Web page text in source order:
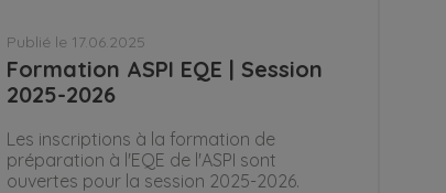
Publié le 17.06.2025
Formation ASPI EQE | Session
2025-2026
Les inscriptions à la formation de
préparation à l'EQE de l'ASPI sont
ouvertes pour la session 2025-2026.